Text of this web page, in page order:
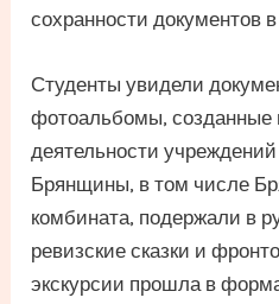
сохранности документов
Студенты увидели
фотоальбомы, созданные
деятельности
Брянщины, в том числе
комбината, подержали в
ревизские сказки и
экскурсии прошла в